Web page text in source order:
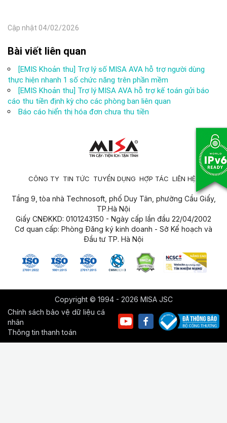
Cập nhật 04/02/2026
Bài viết liên quan
[EMIS Khoản thu] Trợ lý số MISA AVA hỗ trợ người dùng
thực hiện nhanh 1 số chức năng trên phần mềm
[EMIS Khoản thu] Trợ lý MISA AVA hỗ trợ kế toán gửi báo
cáo thu tiền định kỳ cho các phòng ban liên quan
Báo cáo hiển thị hóa đơn chưa thu tiền
CÔNG TY TIN TỨC TUYỂN DỤNG HỢP TÁC LIÊN HỆ
Tầng 9, tòa nhà Technosoft, phố Duy Tân, phường Cầu Giấy,
TP.Hà Nội
Giấy CNĐKKD: 0101243150 - Ngày cấp lần đầu 22/04/2002
Cơ quan cấp: Phòng Đăng ký kinh doanh - Sở Kế hoạch và
Đầu tư TP. Hà Nội
Copyright © 1994 - 2026 MISA JSC
Chính sách bảo vệ dữ liệu cá
nhân
Thông tin thanh toán